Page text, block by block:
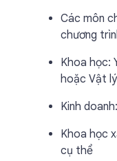
Các môn
chương
Khoa học:
hoặc Vật lý
Kinh
Khoa học
cụ thể